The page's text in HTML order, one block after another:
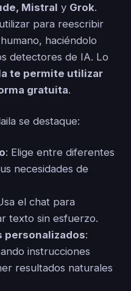
Mistral y Grok.
para reescribir
haciéndolo
detectores de IA. Lo
te permite utilizar
gratuita.
se destaque:
: Elige entre diferentes
necesidades de
el chat para
texto sin esfuerzo.
personalizados:
instrucciones
resultados naturales